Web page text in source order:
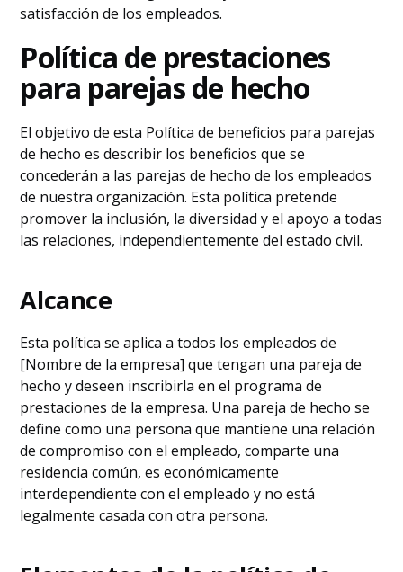
satisfacción de los empleados.
Política de prestaciones
para parejas de hecho
El objetivo de esta Política de beneficios para parejas
de hecho es describir los beneficios que se
concederán a las parejas de hecho de los empleados
de nuestra organización. Esta política pretende
promover la inclusión, la diversidad y el apoyo a todas
las relaciones, independientemente del estado civil.
Alcance
Esta política se aplica a todos los empleados de
[Nombre de la empresa] que tengan una pareja de
hecho y deseen inscribirla en el programa de
prestaciones de la empresa. Una pareja de hecho se
define como una persona que mantiene una relación
de compromiso con el empleado, comparte una
residencia común, es económicamente
interdependiente con el empleado y no está
legalmente casada con otra persona.